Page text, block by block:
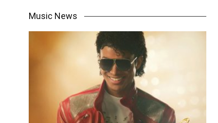
Music News